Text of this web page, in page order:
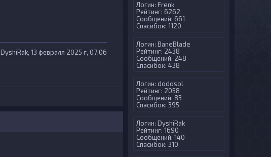
DyshiRak, 13 февраля 2025 г, 07:06
Логин: Frenk
Рейтинг: 6262
Сообщений: 661
Спасибок: 1120
Логин: BaneBlade
Рейтинг: 2438
Сообщений: 248
Спасибок: 438
Логин: dodosol
Рейтинг: 2058
Сообщений: 83
Спасибок: 395
Логин: DyshiRak
Рейтинг: 1690
Сообщений: 140
Спасибок: 310